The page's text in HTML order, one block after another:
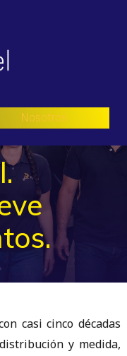
Nosotros
casi cinco décadas
y medida,